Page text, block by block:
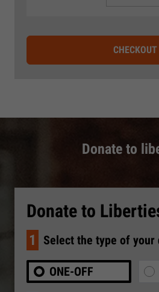
CHECKOUT
Donate to
Donate to
1 Select the type of your
ONE-OFF